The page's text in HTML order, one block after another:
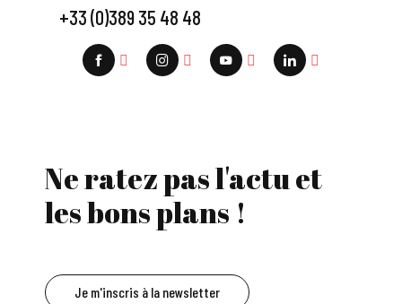
+33 (0)389 35 48 48
Ne ratez pas l'actu et
les bons plans !
Je m'inscris à la newsletter